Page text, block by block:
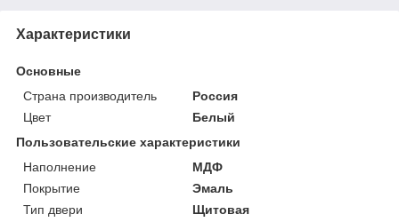
Характеристики
Основные
Страна производитель
Россия
Цвет
Белый
Пользовательские характеристики
Наполнение
МДФ
Покрытие
Эмаль
Тип двери
Щитовая